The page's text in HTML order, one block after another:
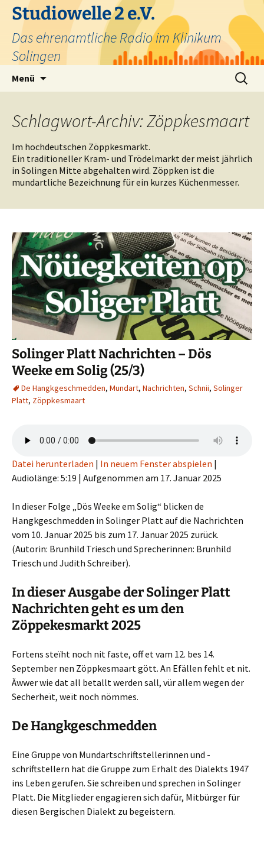
Zum
Inhalt
springen
Studiowelle 2 e.V.
Das ehrenamtliche Radio im Klinikum
Solingen
Menü
Suchen
nach:
Schlagwort-Archiv: Zöppkesmaart
Im hochdeutschen Zöppkesmarkt.
Ein traditioneller Kram- und Trödelmarkt der meist jährlich
in Solingen Mitte abgehalten wird. Zöppken ist die
mundartliche Bezeichnung für ein kurzes Küchenmesser.
Solinger Platt Nachrichten – Dös
Weeke em Solig (25/3)
De Hangkgeschmedden, Mundart, Nachrichten, Schnii, Solinger
Platt, Zöppkesmaart
Datei herunterladen | In neuem Fenster abspielen |
Audiolänge: 5:19 | Aufgenommen am 17. Januar 2025
In dieser Folge „Dös Weeke em Solig“ blicken de
Hangkgeschmedden in Solinger Platt auf die Nachrichten
vom 10. Januar 2025 bis zum 17. Januar 2025 zurück.
(Autorin: Brunhild Triesch und Sprecherinnen: Brunhild
Triesch und Judith Schreiber).
In dieser Ausgabe der Solinger Platt
Nachrichten geht es um den
Zöppekesmarkt 2025
Fortens steïht noch nit faste, off et vam 12. bes 14.
September nen Zöppkesmaart gött. An Efällen fehlt et nit.
Äwwer wie dat all betallt werden sall, vür allem wegen der
Secherheït, weït noch nömmes.
De Hangkgeschmedden
Eine Gruppe von Mundartschriftstellerinnen und -
schriftstellern hat die Gruppe zum Erhalt des Dialekts 1947
ins Leben gerufen. Sie schreiben und sprechen in Solinger
Platt. Die Mitglieder engagieren sich dafür, Mitbürger für
diesen Bergischen Dialekt zu begeistern.